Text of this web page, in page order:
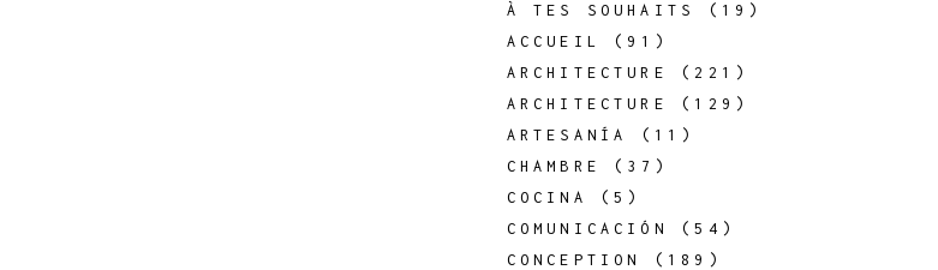
À TES SOUHAITS
(19)
ACCUEIL
(91)
ARCHITECTURE
(221)
ARCHITECTURE
(129)
ARTESANÍA
(11)
CHAMBRE
(37)
COCINA
(5)
COMUNICACIÓN
(54)
CONCEPTION
(189)